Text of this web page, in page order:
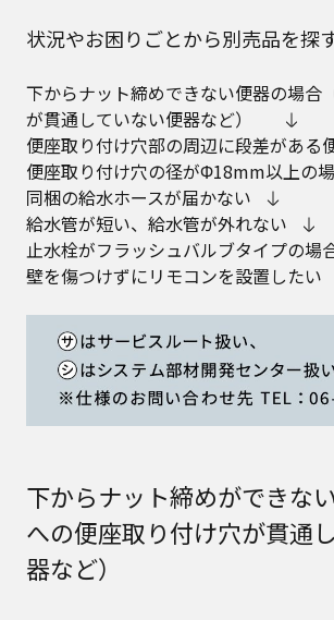
状況やお困りごとから別売品を探
下からナット締めできない便器の場合
が貫通していない便器など）
便座取り付け穴部の周辺に段差がある
便座取り付け穴の径がΦ18mm以上の
同梱の給水ホースが届かない
給水管が短い、給水管が外れない
止水栓がフラッシュバルブタイプの場
壁を傷つけずにリモコンを設置したい
下からナット締めができな
への便座取り付け穴が貫通
器など）